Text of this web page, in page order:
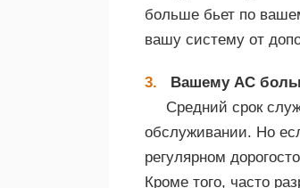
больше бьет по
вашу систему от
Вашему AC
Средний срок
обслуживании. Но
регулярном
Кроме того, часто